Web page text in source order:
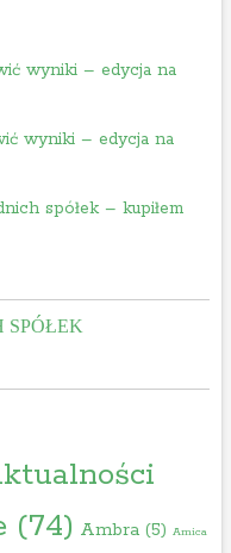
wyniki – edycja na
wyniki – edycja na
spółek – kupiłem
SPÓŁEK
(74) Ambra(5) Amica